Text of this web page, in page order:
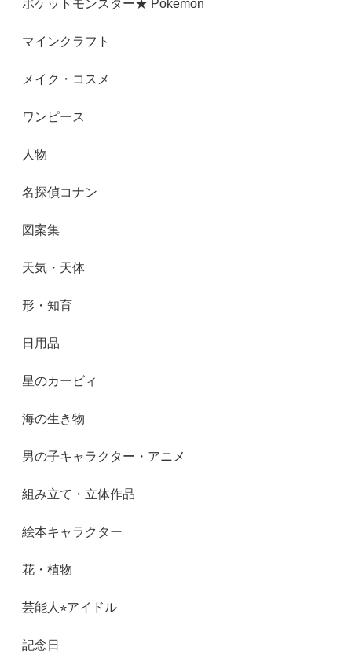
ポケットモンスター★ Pokemon
マインクラフト
メイク・コスメ
ワンピース
人物
名探偵コナン
図案集
天気・天体
形・知育
日用品
星のカービィ
海の生き物
男の子キャラクター・アニメ
組み立て・立体作品
絵本キャラクター
花・植物
芸能人⭐︎アイドル
記念日